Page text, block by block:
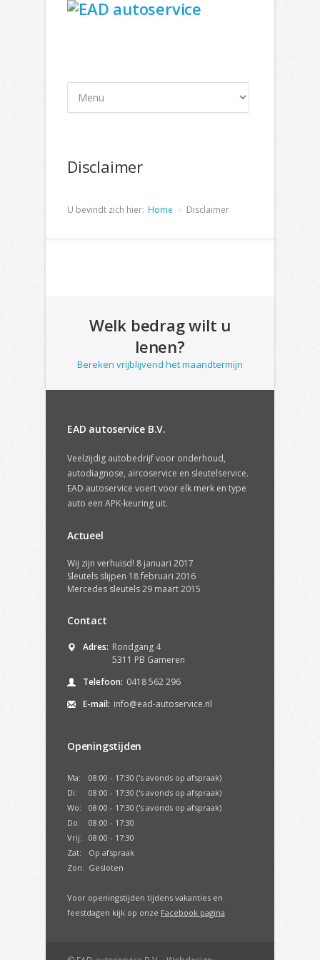
Disclaimer
U bevindt zich hier: Home Disclaimer
Welk bedrag wilt u
lenen?
Bereken vrijblijvend het maandtermijn
EAD autoservice B.V.
Veelzijdig autobedrijf voor onderhoud,
autodiagnose, aircoservice en sleutelservice.
EAD autoservice voert voor elk merk en type
auto een APK-keuring uit.
Actueel
Wij zijn verhuisd! 8 januari 2017
Sleutels slijpen 18 februari 2016
Mercedes sleutels29 maart 2015
Contact
Adres: Rondgang 4
5311 PB Gameren
Telefoon: 0418 562 296
E-mail: info@ead-autoservice.nl
Openingstijden
Ma:
08:00 - 17:30 ('s avonds op afspraak)
Di:
08:00 - 17:30 ('s avonds op afspraak)
Wo:
08:00 - 17:30 ('s avonds op afspraak)
Do:
08:00 - 17:30
Vrij:
08:00 - 17:30
Zat:
Op afspraak
Zon: Gesloten
Voor openingstijden tijdens vakanties en
feestdagen kijk op onze Facebook pagina